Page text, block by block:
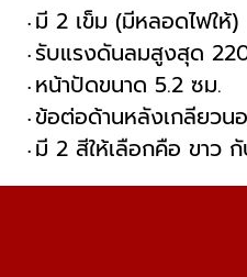
มี 2 เข็ม (มีหลอดไฟให้)
รับแรงดันลมสูงสุด
หน้าปัดขนาด 5.2 ซม.
ข้อต่อด้านหลังเกลียวน
มี 2 สีให้เลือกคือ ขาว